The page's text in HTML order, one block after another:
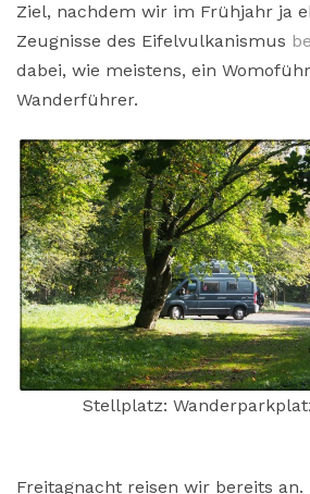
Ziel, nachdem wir im Frühjahr ja
Zeugnisse des Eifelvulkanismus
dabei, wie meistens, ein
Wanderführer.
Stellplatz:
Freitagnacht reisen wir bereits an.